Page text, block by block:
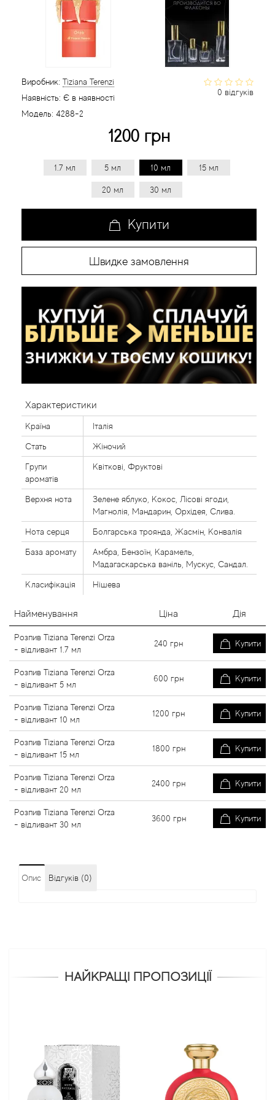
0 відгуків
Виробник: Tiziana Terenzi
Наявність: Є в наявності
Модель: 4288-2
1200 грн
1.7 мл 5 мл 10 мл 15 мл
20 мл 30 мл
Купити
Швидке замовлення
Характеристики
Країна Італія
Стать Жіночий
Групи
ароматів
Квіткові, Фруктові
Верхня нота
Зелене яблуко, Кокос, Лісові ягоди,
Магнолія, Мандарин, Орхідея, Слива.
Нота серця Болгарська троянда, Жасмін, Конвалія
База аромату
Амбра, Бензоїн, Карамель,
Мадагаскарська ваніль, Мускус, Сандал.
Класифікація Нішева
Найменування Ціна Дія
Розпив Tiziana Terenzi Orza
- відливант 1.7 мл
240 грн Купити
Розпив Tiziana Terenzi Orza
- відливант 5 мл
600 грн Купити
Розпив Tiziana Terenzi Orza
- відливант 10 мл
1200 грн Купити
Розпив Tiziana Terenzi Orza
- відливант 15 мл
1800 грн Купити
Розпив Tiziana Terenzi Orza
- відливант 20 мл
2400 грн Купити
Розпив Tiziana Terenzi Orza
- відливант 30 мл
3600 грн Купити
Опис Відгуків (0)
НАЙКРАЩІ ПРОПОЗИЦІЇ